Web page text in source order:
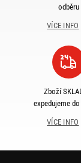
odběru
VÍCE INFO
Zboží
expedujeme
VÍCE INFO